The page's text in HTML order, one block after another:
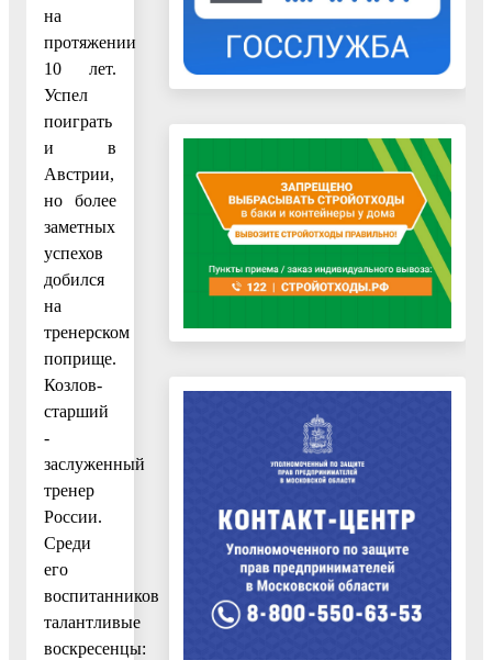
на
протяжении
10 лет.
Успел
поиграть
и в
Австрии,
но более
заметных
успехов
добился
на
тренерском
поприще.
Козлов-
старший
-
заслуженный
тренер
России.
Среди
его
воспитанников
талантливые
воскресенцы: